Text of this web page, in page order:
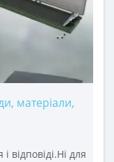
матеріали,
для